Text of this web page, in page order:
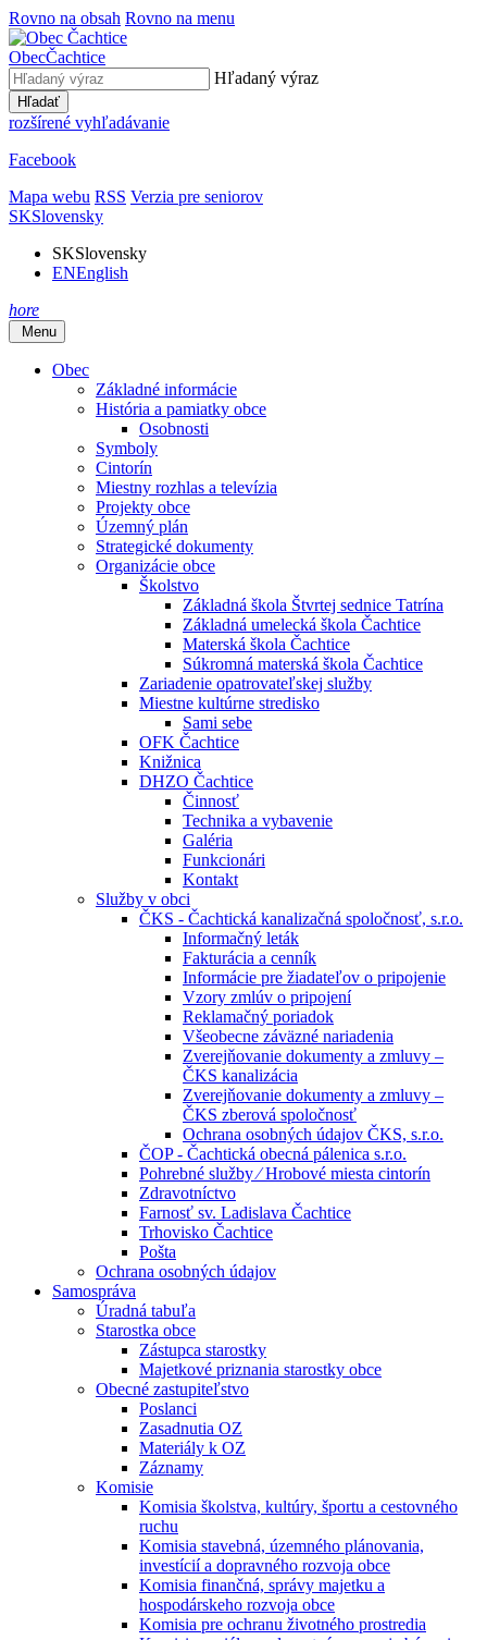
Rovno na obsah Rovno na menu
ObecČachtice
Hľadaný výraz
Hľadať
rozšírené vyhľadávanie
Facebook
Mapa webu RSS Verzia pre seniorov
SKSlovensky
SKSlovensky
ENEnglish
hore
Menu
Obec
Základné informácie
História a pamiatky obce
Osobnosti
Symboly
Cintorín
Miestny rozhlas a televízia
Projekty obce
Územný plán
Strategické dokumenty
Organizácie obce
Školstvo
Základná škola Štvrtej sednice Tatrína
Základná umelecká škola Čachtice
Materská škola Čachtice
Súkromná materská škola Čachtice
Zariadenie opatrovateľskej služby
Miestne kultúrne stredisko
Sami sebe
OFK Čachtice
Knižnica
DHZO Čachtice
Činnosť
Technika a vybavenie
Galéria
Funkcionári
Kontakt
Služby v obci
ČKS - Čachtická kanalizačná spoločnosť, s.r.o.
Informačný leták
Fakturácia a cenník
Informácie pre žiadateľov o pripojenie
Vzory zmlúv o pripojení
Reklamačný poriadok
Všeobecne záväzné nariadenia
Zverejňovanie dokumenty a zmluvy –
ČKS kanalizácia
Zverejňovanie dokumenty a zmluvy –
ČKS zberová spoločnosť
Ochrana osobných údajov ČKS, s.r.o.
ČOP - Čachtická obecná pálenica s.r.o.
Pohrebné služby ⁄ Hrobové miesta cintorín
Zdravotníctvo
Farnosť sv. Ladislava Čachtice
Trhovisko Čachtice
Pošta
Ochrana osobných údajov
Samospráva
Úradná tabuľa
Starostka obce
Zástupca starostky
Majetkové priznania starostky obce
Obecné zastupiteľstvo
Poslanci
Zasadnutia OZ
Materiály k OZ
Záznamy
Komisie
Komisia školstva, kultúry, športu a cestovného
ruchu
Komisia stavebná, územného plánovania,
investícií a dopravného rozvoja obce
Komisia finančná, správy majetku a
hospodárskeho rozvoja obce
Komisia pre ochranu životného prostredia